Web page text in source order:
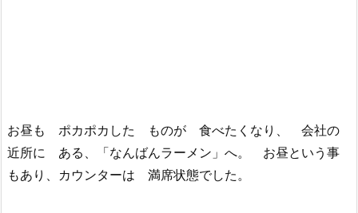
お昼も ポカポカした ものが 食べたくなり、 会社の
近所に ある、「なんばんラーメン」へ。 お昼という事
もあり、カウンターは 満席状態でした。